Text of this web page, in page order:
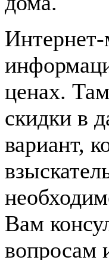
ценах.
скидки в
вариант,
Вам
вопросам